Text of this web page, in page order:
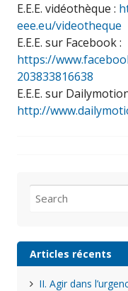
E.E.E. vidéothèque :
eee.eu/videotheque
E.E.E. sur Facebook :
https://
203833816638
E.E.E. sur
http://
for:
Articles récents
II. Agir dans